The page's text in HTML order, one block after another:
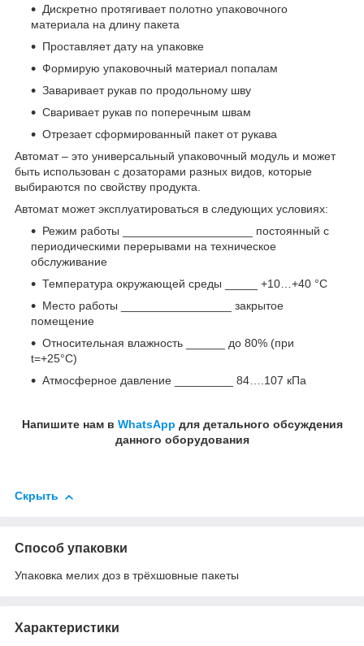
Дискретно протягивает полотно упаковочного
материала на длину пакета
Проставляет дату на упаковке
Формирую упаковочный материал попалам
Заваривает рукав по продольному шву
Сваривает рукав по поперечным швам
Отрезает сформированный пакет от рукава
Автомат – это универсальный упаковочный модуль и может
быть использован с дозаторами разных видов, которые
выбираются по свойству продукта.
Автомат может эксплуатироваться в следующих условиях:
Режим работы ____________________ постоянный с
периодическими перерывами на техническое
обслуживание
Температура окружающей среды _____ +10…+40 °С
Место работы _________________ закрытое
помещение
Относительная влажность ______ до 80% (при
t=+25°С)
Атмосферное давление _________ 84….107 кПа
Напишите нам в WhatsApp для детального обсуждения
данного оборудования
Скрыть
Способ упаковки
Упаковка мелих доз в трёхшовные пакеты
Характеристики